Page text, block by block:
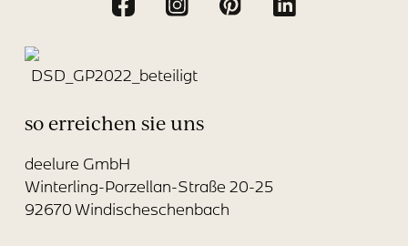
so erreichen sie uns
deelure GmbH
Winterling-Porzellan-Straße 20-25
92670 Windischeschenbach